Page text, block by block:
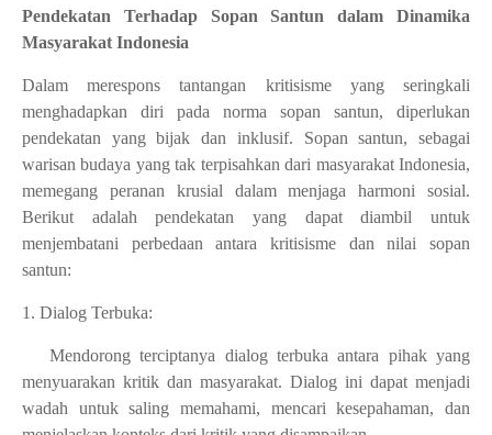
Pendekatan Terhadap Sopan Santun dalam Dinamika
Masyarakat Indonesia
Dalam merespons tantangan kritisisme yang seringkali
menghadapkan diri pada norma sopan santun, diperlukan
pendekatan yang bijak dan inklusif. Sopan santun, sebagai
warisan budaya yang tak terpisahkan dari masyarakat Indonesia,
memegang peranan krusial dalam menjaga harmoni sosial.
Berikut adalah pendekatan yang dapat diambil untuk
menjembatani perbedaan antara kritisisme dan nilai sopan
santun:
1. Dialog Terbuka:
Mendorong terciptanya dialog terbuka antara pihak yang
menyuarakan kritik dan masyarakat. Dialog ini dapat menjadi
wadah untuk saling memahami, mencari kesepahaman, dan